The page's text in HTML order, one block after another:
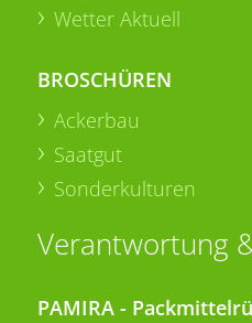
Wetter Aktuell
BROSCHÜREN
Ackerbau
Saatgut
Sonderkulturen
Verantwortung
PAMIRA -